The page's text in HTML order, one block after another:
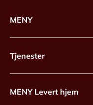
MENY
Tjenester
MENY Levert hjem